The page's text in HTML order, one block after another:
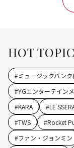
HOT
#ミュージックバン
#YGエンターテイン
#KARA #LE
#TWS #Rocket
#ファン・ジョンミン